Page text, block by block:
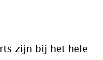
zijn bij het hele